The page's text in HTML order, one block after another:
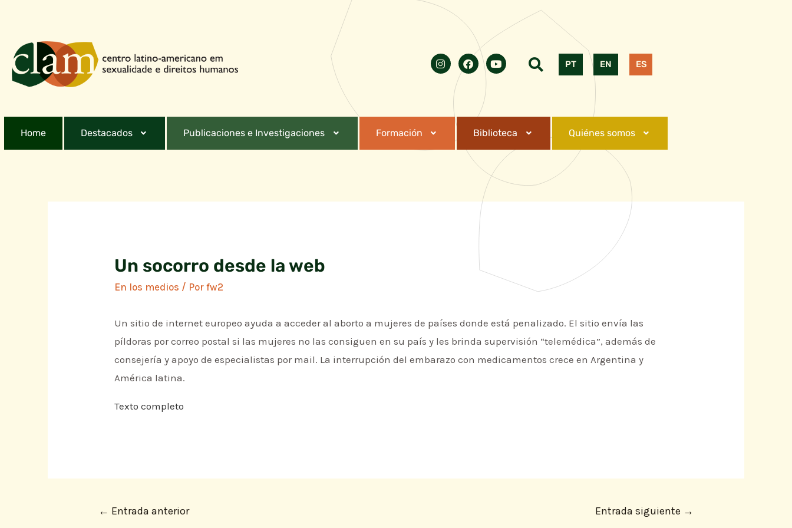
PT EN ES
Home Destacados Publicaciones e Investigaciones Formación Biblioteca Quiénes somos
Un socorro desde la web
En los medios / Porfw2
Un sitio de internet europeo ayuda a acceder al aborto a mujeres de países donde está penalizado. El sitio envía las
píldoras por correo postal si las mujeres no las consiguen en su país y les brinda supervisión “telemédica”, además de
consejería y apoyo de especialistas por mail. La interrupción del embarazo con medicamentos crece en Argentina y
América latina.
Texto completo
← Entrada anterior Entrada siguiente →